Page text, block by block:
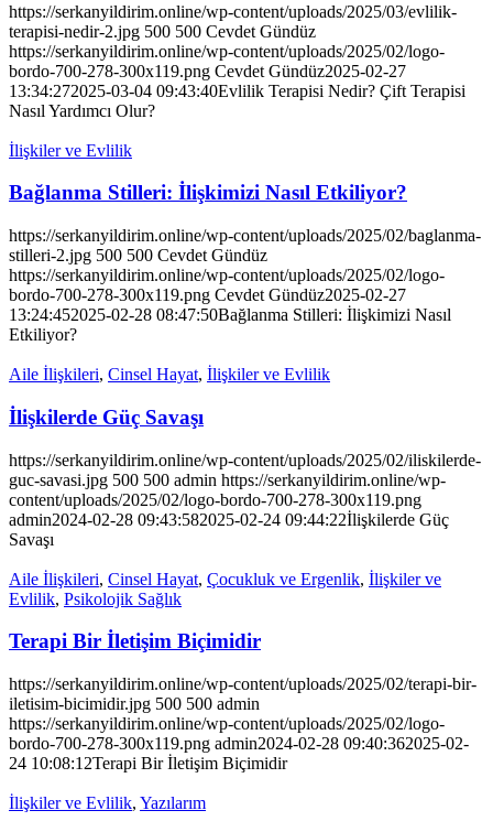
https://serkanyildirim.online/wp-content/uploads/2025/03/evlilik-
terapisi-nedir-2.jpg 500 500 Cevdet Gündüz
https://serkanyildirim.online/wp-content/uploads/2025/02/logo-
bordo-700-278-300x119.png Cevdet Gündüz2025-02-27
13:34:272025-03-04 09:43:40Evlilik Terapisi Nedir? Çift Terapisi
Nasıl Yardımcı Olur?
İlişkiler ve Evlilik
Bağlanma Stilleri: İlişkimizi Nasıl Etkiliyor?
https://serkanyildirim.online/wp-content/uploads/2025/02/baglanma-
stilleri-2.jpg 500 500 Cevdet Gündüz
https://serkanyildirim.online/wp-content/uploads/2025/02/logo-
bordo-700-278-300x119.png Cevdet Gündüz2025-02-27
13:24:452025-02-28 08:47:50Bağlanma Stilleri: İlişkimizi Nasıl
Etkiliyor?
Aile İlişkileri, Cinsel Hayat, İlişkiler ve Evlilik
İlişkilerde Güç Savaşı
https://serkanyildirim.online/wp-content/uploads/2025/02/iliskilerde-
guc-savasi.jpg 500 500 admin https://serkanyildirim.online/wp-
content/uploads/2025/02/logo-bordo-700-278-300x119.png
admin2024-02-28 09:43:582025-02-24 09:44:22İlişkilerde Güç
Savaşı
Aile İlişkileri, Cinsel Hayat, Çocukluk ve Ergenlik, İlişkiler ve
Evlilik, Psikolojik Sağlık
Terapi Bir İletişim Biçimidir
https://serkanyildirim.online/wp-content/uploads/2025/02/terapi-bir-
iletisim-bicimidir.jpg 500 500 admin
https://serkanyildirim.online/wp-content/uploads/2025/02/logo-
bordo-700-278-300x119.png admin2024-02-28 09:40:362025-02-
24 10:08:12Terapi Bir İletişim Biçimidir
İlişkiler ve Evlilik, Yazılarım